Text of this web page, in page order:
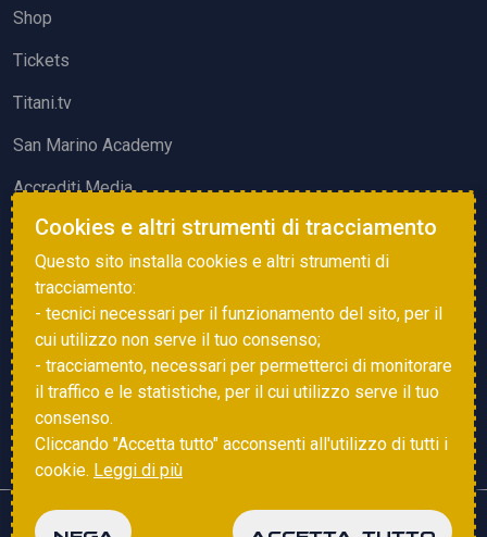
Shop
Tickets
Titani.tv
San Marino Academy
Accrediti Media
ATTIVITÀ ED EVENTI
Squadre di Calcio
Associazione Sammarinese Arbitri
Vota gol e parata
Copyright © 2025 FSGC. Tutti i diritti riservati
Cookies e altri strumenti di tracciamento
Questo sito installa cookies e altri strumenti di
tracciamento:
- tecnici necessari per il funzionamento del sito, per il
cui utilizzo non serve il tuo consenso;
- tracciamento, necessari per permetterci di monitorare
il traffico e le statistiche, per il cui utilizzo serve il tuo
consenso.
Cliccando "Accetta tutto" acconsenti all'utilizzo di tutti i
cookie. Leggi di più
NEGA ACCETTA TUTTO